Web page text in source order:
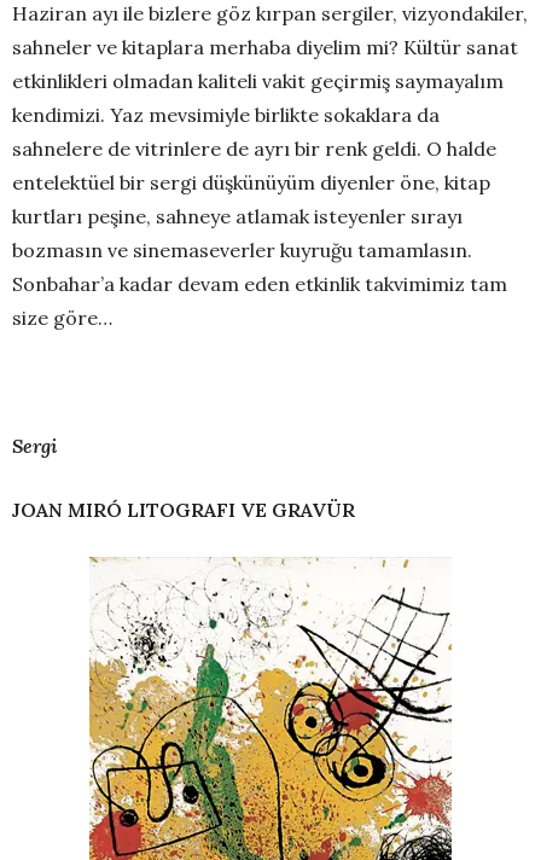
Haziran ayı ile bizlere göz kırpan sergiler, vizyondakiler,
sahneler ve kitaplara merhaba diyelim mi? Kültür sanat
etkinlikleri olmadan kaliteli vakit geçirmiş saymayalım
kendimizi. Yaz mevsimiyle birlikte sokaklara da
sahnelere de vitrinlere de ayrı bir renk geldi. O halde
entelektüel bir sergi düşkünüyüm diyenler öne, kitap
kurtları peşine, sahneye atlamak isteyenler sırayı
bozmasın ve sinemaseverler kuyruğu tamamlasın.
Sonbahar’a kadar devam eden etkinlik takvimimiz tam
size göre…
Sergi
JOAN MIRÓ LITOGRAFI VE GRAVÜR